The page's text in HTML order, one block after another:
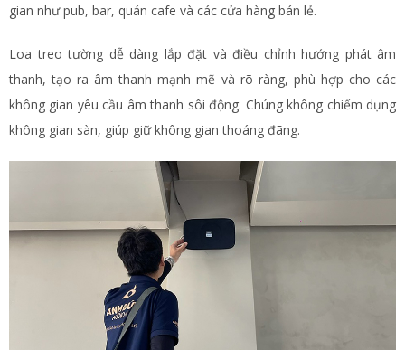
gian như pub, bar, quán cafe và các cửa hàng bán lẻ.
Loa treo tường dễ dàng lắp đặt và điều chỉnh hướng phát âm
thanh, tạo ra âm thanh mạnh mẽ và rõ ràng, phù hợp cho các
không gian yêu cầu âm thanh sôi động. Chúng không chiếm dụng
không gian sàn, giúp giữ không gian thoáng đãng.